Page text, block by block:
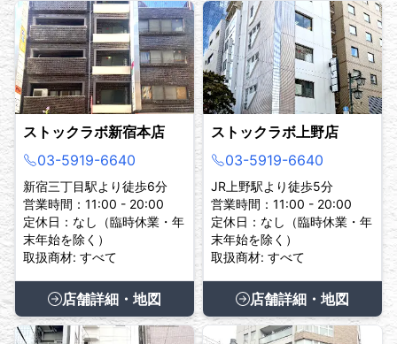
ストックラボ新宿本店
03-5919-6640
新宿三丁目駅より徒歩6分
営業時間：11:00 - 20:00
定休日：なし（臨時休業・年
末年始を除く）
取扱商材: すべて
店舗詳細・地図
ストックラボ上野店
03-5919-6640
JR上野駅より徒歩5分
営業時間：11:00 - 20:00
定休日：なし（臨時休業・年
末年始を除く）
取扱商材: すべて
店舗詳細・地図